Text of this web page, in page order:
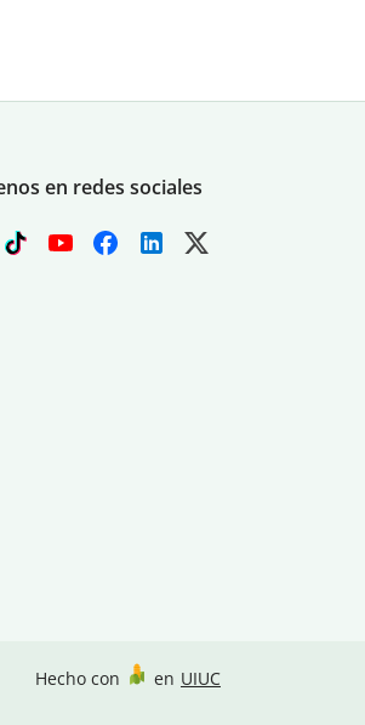
en redes sociales
Hecho con en UIUC